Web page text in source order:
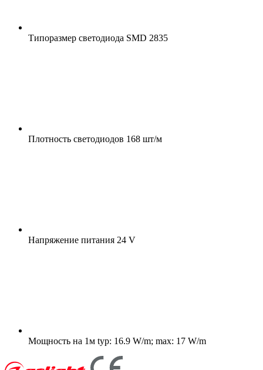
Типоразмер светодиода SMD 2835
Плотность светодиодов 168 шт/м
Напряжение питания 24 V
Мощность на 1м typ: 16.9 W/m; max: 17 W/m